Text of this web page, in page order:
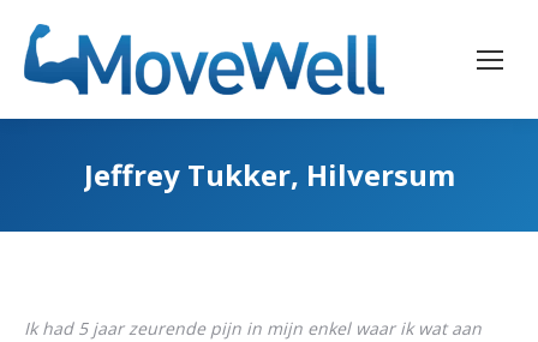
Jeffrey Tukker, Hilversum
Ik had 5 jaar zeurende pijn in mijn enkel waar ik wat aan